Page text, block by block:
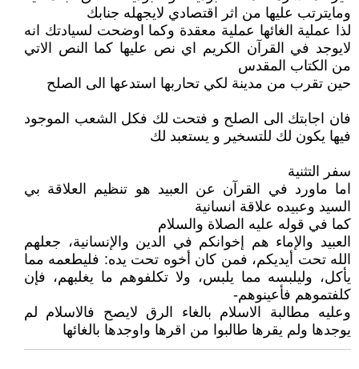
ومايترتب عليها من اثر اقتصادي لايجهله جنابك
لذا عملية الغائها عملية معقدة وكما اوضحت لسيادتك انه
لايوجد في القرآن الكريم اي نص عليها كما النص الاتي
من الكتاب المقدس
حين تقرب من مدينة لكي تحاربها استدعها الى الصلح
فان اجابتك الى الصلح و فتحت لك فكل الشعب الموجود
فيها يكون لك للتسخير و يستعبد لك
سفر التثنية
اما ماورد في القرآن عن العبيد هو تنظيم العلاقة بي
السيد وعبيده علاقة انسانية
كما في قوله عليه الصلاة والسلام
العبيد والإماء هم إخوانكم في الدين والإنسانية، جعلهم
الله تحت أيديكم، فمن كان أخوه تحت يده: فليطعمه مما
يأكل، وليلبسه مما يلبس، ولا تكلفوهم ما يغلبهم، فإن
كلفتموهم فأعينوهم-
وعليه مطالبة الاسلام بالغاء الرق لايصح فالاسلام لم
يوجدها ولم يقرها طالبوا من اقرها واوجدها بالغائها